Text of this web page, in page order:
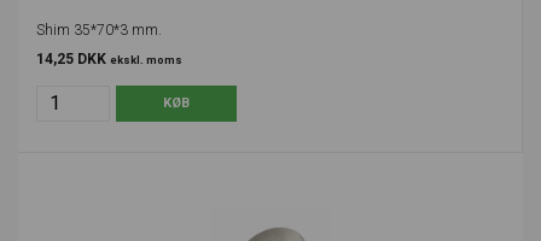
Shim 35*70*3 mm.
14,25 DKK ekskl. moms